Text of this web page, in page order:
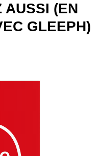
AUSSI (EN
GLEEPH)